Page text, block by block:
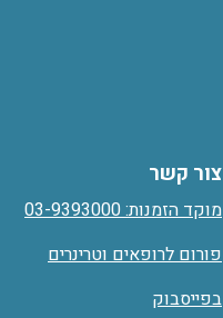
צור קשר
מוקד הזמנות: 03-9393000
פורום לרופאים וטרינרים
בפייסבוק